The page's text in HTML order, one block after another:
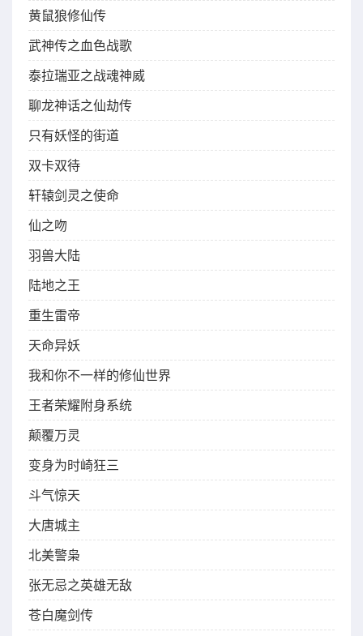
黄鼠狼修仙传
武神传之血色战歌
泰拉瑞亚之战魂神威
聊龙神话之仙劫传
只有妖怪的街道
双卡双待
轩辕剑灵之使命
仙之吻
羽兽大陆
陆地之王
重生雷帝
天命异妖
我和你不一样的修仙世界
王者荣耀附身系统
颠覆万灵
变身为时崎狂三
斗气惊天
大唐城主
北美警枭
张无忌之英雄无敌
苍白魔剑传